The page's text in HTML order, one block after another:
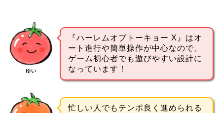
ゆい
『ハーレムオブトーキョー X』はオ
ート進行や簡単操作が中心なので、
ゲーム初心者でも遊びやすい設計に
なっています！
忙しい人でもテンポ良く進められる